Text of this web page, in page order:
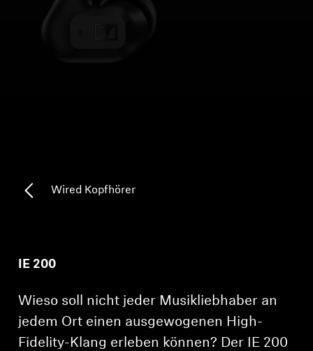
Bluetooth Dongles
Soundbars
Wired Kopfhörer
IE 200
Wieso soll nicht jeder Musikliebhaber an
jedem Ort einen ausgewogenen High-
Fidelity-Klang erleben können? Der IE 200